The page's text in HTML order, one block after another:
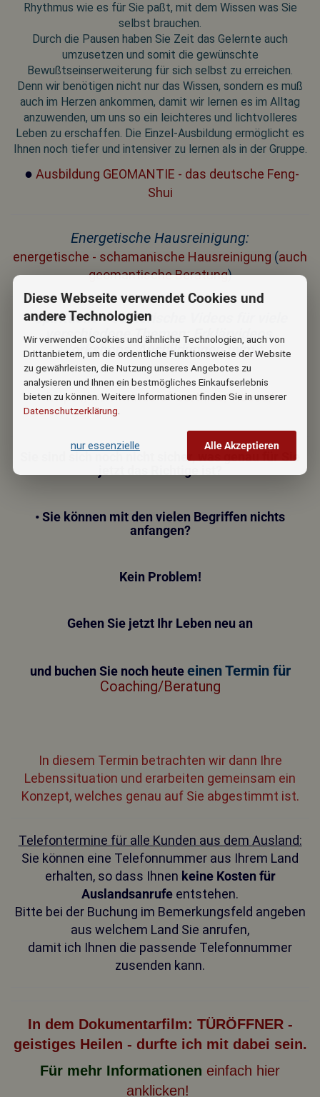
Diese Webseite verwendet Cookies und
andere Technologien
Wir verwenden Cookies und ähnliche Technologien, auch von
Drittanbietern, um die ordentliche Funktionsweise der Website
zu gewährleisten, die Nutzung unseres Angebotes zu
analysieren und Ihnen ein bestmögliches Einkaufserlebnis
bieten zu können. Weitere Informationen finden Sie in unserer
Datenschutzerklärung
Alle Akzeptieren
nur essenzielle
Rhythmus wie es für Sie paßt, mit dem Wissen was Sie
selbst brauchen.
Durch die Pausen haben Sie Zeit das Gelernte auch
umzusetzen und somit die gewünschte
Bewußtseinserweiterung für sich selbst zu erreichen.
Denn wir benötigen nicht nur das Wissen, sondern es muß
auch im Herzen ankommen, damit wir lernen es im Alltag
anzuwenden, um uns so ein leichteres und lichtvolleres
Leben zu erschaffen. Die Einzel-Ausbildung ermöglicht es
Ihnen noch tiefer und intensiver zu lernen als in der Gruppe.
● Ausbildung GEOMANTIE - das deutsche Feng-
Shui
Energetische Hausreinigung:
energetische - schamanische Hausreinigung (auch
geomantische Beratung)
Spirituelle - esoterische Videos für viele
verschiedene Themen: Erklärvideos,
Workshops, Ausbildungen uvm.:
https://www.winds-of-earth.de/Videos/
Sie sind sich noch nicht sicher, was genau für Sie
• Sie können mit den vielen Begriffen nichts
anfangen?
Kein Problem!
Gehen Sie jetzt Ihr Leben neu an
und buchen Sie noch heuteeinen Termin für
Coaching/Beratung
In diesem Termin betrachten wir dann Ihre
Lebenssituation und erarbeiten gemeinsam ein
Konzept, welches genau auf Sie abgestimmt ist.
Telefontermine für alle Kunden aus dem Ausland:
Sie können eine Telefonnummer aus Ihrem Land
erhalten, so dass Ihnen keine Kosten für
Auslandsanrufe entstehen.
Bitte bei der Buchung im Bemerkungsfeld angeben
aus welchem Land Sie anrufen,
damit ich Ihnen die passende Telefonnummer
zusenden kann.
In dem Dokumentarfilm: TÜRÖFFNER -
geistigesHeilen - durfte ich mit dabei sein.
Für mehr Informationen einfach hier
anklicken!